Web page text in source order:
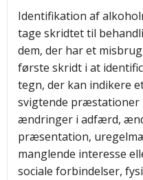
Identifikation af
tage skridtet til
dem, der har et
første skridt i at
tegn, der kan indikere
svigtende præstationer
ændringer i adfærd,
præsentation,
manglende interesse
sociale forbindelser,